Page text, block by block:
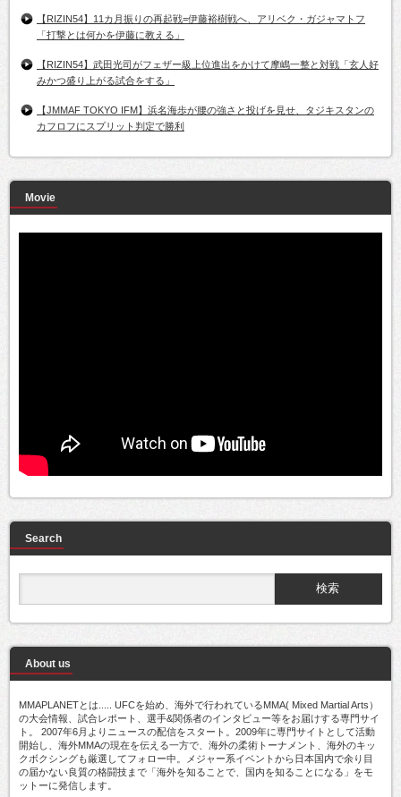
【RIZIN54】11カ月振りの再起戦=伊藤裕樹戦へ、アリベク・ガジャマトフ
「打撃とは何かを伊藤に教える」
【RIZIN54】武田光司がフェザー級上位進出をかけて摩嶋一整と対戦「玄人好
みかつ盛り上がる試合をする」
【JMMAF TOKYO IFM】浜名海歩が腰の強さと投げを見せ、タジキスタンの
カフロフにスプリット判定で勝利
Movie
Search
About us
MMAPLANETとは..... UFCを始め、海外で行われているMMA( Mixed Martial Arts）
の大会情報、試合レポート、選手&関係者のインタビュー等をお届けする専門サイ
ト。 2007年6月よりニュースの配信をスタート。2009年に専門サイトとして活動
開始し、海外MMAの現在を伝える一方で、海外の柔術トーナメント、海外のキッ
クボクシングも厳選してフォロー中。メジャー系イベントから日本国内で余り目
の届かない良質の格闘技まで「海外を知ることで、国内を知ることになる」をモ
ットーに発信します。